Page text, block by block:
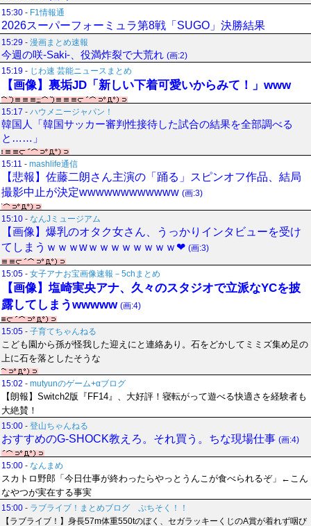
15:30 - F1情報通
2026スーパーフォーミュラ第8戦「SUGO」決勝結果
15:29 - 漫画まとめ速報
今週の咲-Saki-、役満炸裂で大荒れ (画:2)
15:19 - じわ速 芸能ニュースまとめ
【画像】裏垢JD「新しい下着可愛いからみて！」www
15:17 - ハウメニージャパン！
韓国人「韓国サッカー審判性接待した試合の結果を全部調べる
と……」
15:11 - mashlife通信
【悲報】佐藤二朗さん主演の「踊る」スピンオフ作品、結局
撮影中止が決定wwwwwwwwwwww (画:3)
15:10 - なんJミュージアム
【画像】爆乳のオタク女さん、うっかりインタビューを受け
てしまうｗｗｗwｗｗｗｗｗｗｗｗ❤ (画:3)
15:05 - 女子アナお宝画像速報－5chまとめ
【画像】塩崎実央アナ、久々のスタジオで立派なYCを披
露してしまうwwwww (画:4)
15:05 - 子育てちゃんねる
こども園から孫が怪我した迎えにと連絡あり。石をどかしてミミズ集め足の
上に石を落としたそうな
15:02 - mutyunのゲーム+αブログ
【朗報】Switch2版『FF14』、大好評！寝転がって遊べる快適さを経験者も
大絶賛！
15:00 - 登山ちゃんねる
おすすめのG-SHOCK教えろ。それ買う。ちな現場仕事 (画:4)
15:00 - なんまめ
スカトロ野郎「今日仕事が終わったらやっとうんこが食べられるぞ」←こん
なやつが実在する事実
15:00 - ラブライブ！まとめブログ ぷちそく！！
【ラブライブ！】身長57m体重550tのぼく、セガラッキーくじのA賞が着れず咽び